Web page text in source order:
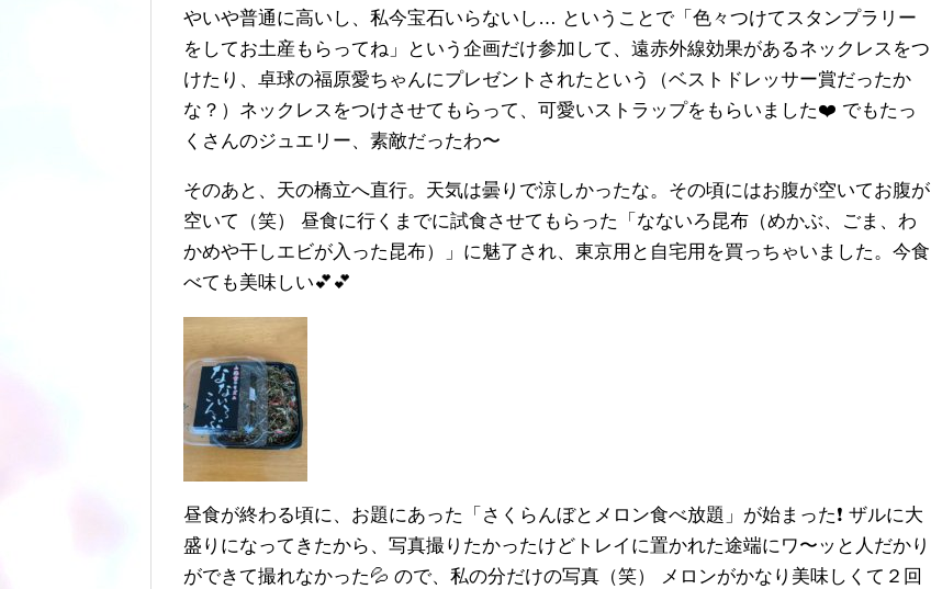
やいや普通に高いし、私今宝石いらないし… ということで「色々つけてスタンプラリー
をしてお土産もらってね」という企画だけ参加して、遠赤外線効果があるネックレスをつ
けたり、卓球の福原愛ちゃんにプレゼントされたという（ベストドレッサー賞だったか
な？）ネックレスをつけさせてもらって、可愛いストラップをもらいました❤️ でもたっ
くさんのジュエリー、素敵だったわ〜
そのあと、天の橋立へ直行。天気は曇りで涼しかったな。その頃にはお腹が空いてお腹が
空いて（笑） 昼食に行くまでに試食させてもらった「なないろ昆布（めかぶ、ごま、わ
かめや干しエビが入った昆布）」に魅了され、東京用と自宅用を買っちゃいました。今食
べても美味しい💕💕
昼食が終わる頃に、お題にあった「さくらんぼとメロン食べ放題」が始まった❗️ ザルに大
盛りになってきたから、写真撮りたかったけどトレイに置かれた途端にワ〜ッと人だかり
ができて撮れなかった💦 ので、私の分だけの写真（笑） メロンがかなり美味しくて２回